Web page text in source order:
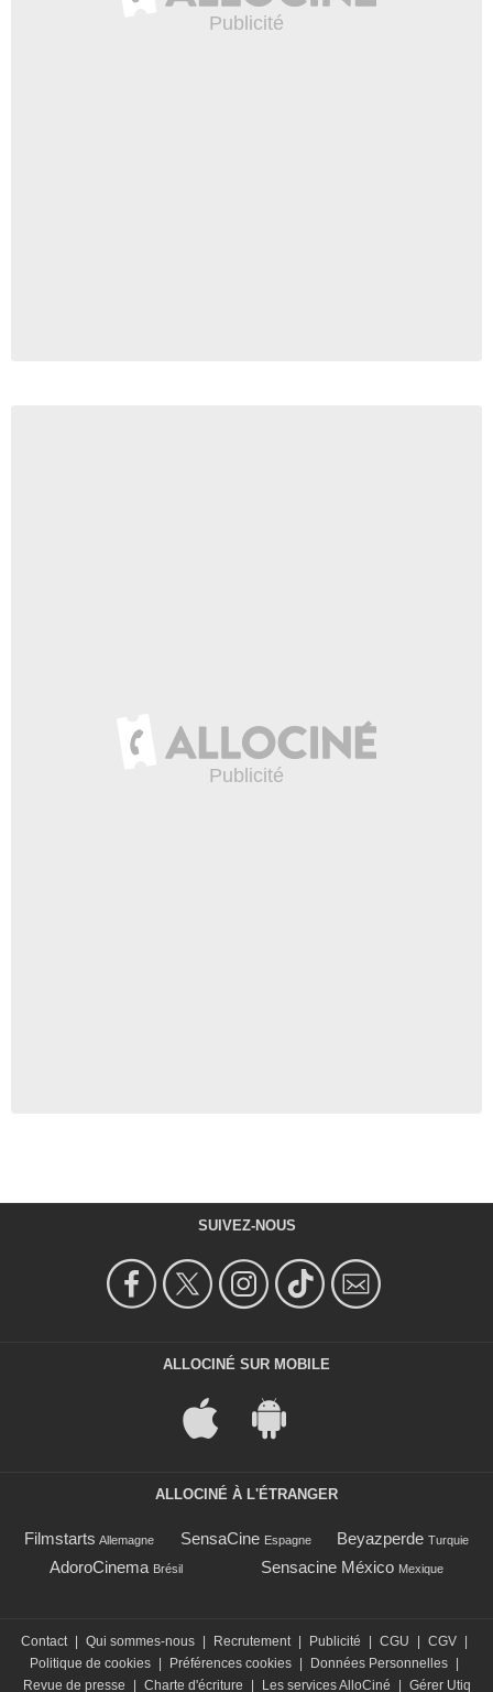
SUIVEZ-NOUS
ALLOCINÉ SUR MOBILE
ALLOCINÉ À L'ÉTRANGER
Filmstarts Allemagne SensaCine Espagne Beyazperde Turquie
AdoroCinema Brésil Sensacine México Mexique
Contact Qui sommes-nous Recrutement Publicité CGU CGV
Politique de cookies
Préférences cookies Données Personnelles
Revue de presse
Charte d'écriture Les services AlloCiné Gérer Utiq